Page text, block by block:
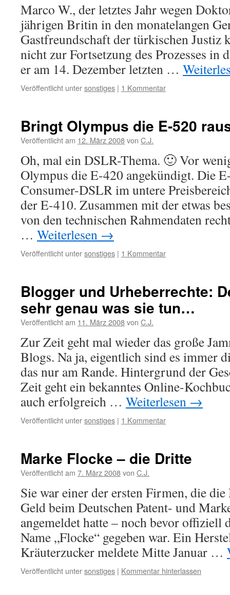
Marco W., der letztes Jahr wegen
jährigen Britin in den monatelangen
Gastfreundschaft der türkischen Justiz
nicht zur Fortsetzung des Prozesses in
er am 14. Dezember letzten …
Veröffentlicht untersonstiges | 1 Kommentar
Bringt Olympus die E-520
Veröffentlicht am 12. März 2008von C.J.
Oh, mal ein DSLR-Thema. 🙂 Vor
Olympus die E-420 angekündigt. Die
Consumer-DSLR im untere
der E-410. Zusammen mit der etwas
von den technischen Rahmendaten
… Weiterlesen →
Veröffentlicht untersonstiges | 1 Kommentar
Blogger und Urheberrechte:
sehr genau was sie tun…
Veröffentlicht am 11. März 2008von C.J.
Zur Zeit geht mal wieder das große
Blogs. Na ja, eigentlich sind es immer
das nur am Rande. Hintergrund der
Zeit geht ein bekanntes Online-
auch erfolgreich … Weiterlesen →
Veröffentlicht untersonstiges | 1 Kommentar
Marke Flocke – die Dritte
Veröffentlicht am 7. März 2008von C.J.
Sie war einer der ersten Firmen, die
Geld beim Deutschen Patent- und
angemeldet hatte – noch bevor offiziell
Name „Flocke“ gegeben war. Ein
Kräuterzucker meldete Mitte Januar …
Veröffentlicht untersonstiges | Kommentar hinterlassen